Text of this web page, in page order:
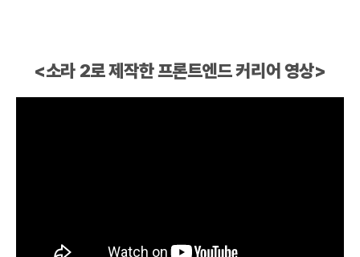
<소라 2로 제작한 프론트엔드 커리어 영상>